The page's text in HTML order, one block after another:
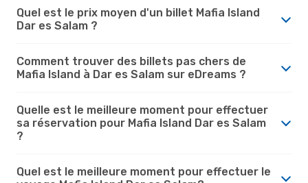
Quel est le prix moyen d'un billet Mafia Island
Dar es Salam ?
Comment trouver des billets pas chers de
Mafia Island à Dar es Salam sur eDreams ?
Quelle est le meilleure moment pour effectuer
sa réservation pour Mafia Island Dar es Salam
?
Quel est le meilleure moment pour effectuer le